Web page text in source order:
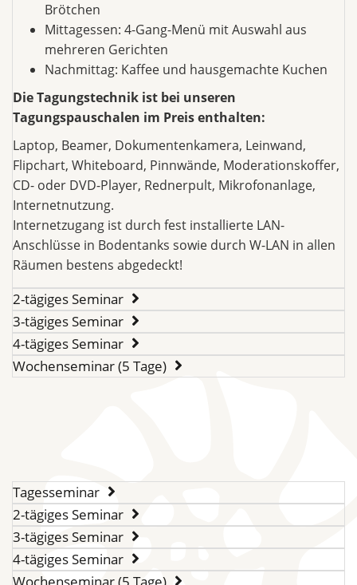
Brötchen
Mittagessen: 4-Gang-Menü mit Auswahl aus
mehreren Gerichten
Nachmittag: Kaffee und hausgemachte Kuchen
Die Tagungstechnik ist bei unseren
Tagungspauschalen im Preis enthalten:
Laptop, Beamer, Dokumentenkamera, Leinwand,
Flipchart, Whiteboard, Pinnwände, Moderationskoffer,
CD- oder DVD-Player, Rednerpult, Mikrofonanlage,
Internetnutzung.
Internetzugang ist durch fest installierte LAN-
Anschlüsse in Bodentanks sowie durch W-LAN in allen
Räumen bestens abgedeckt!
2-tägiges Seminar
3-tägiges Seminar
4-tägiges Seminar
Wochenseminar (5 Tage)
Tagesseminar
2-tägiges Seminar
3-tägiges Seminar
4-tägiges Seminar